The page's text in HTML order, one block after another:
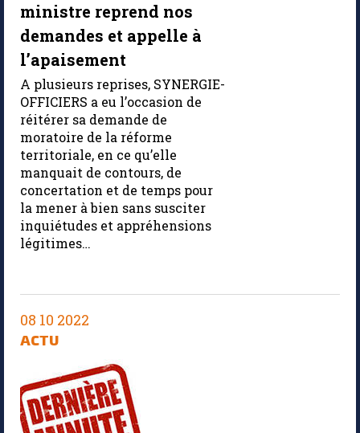
ministre reprend nos
demandes et appelle à
l’apaisement
A plusieurs reprises, SYNERGIE-
OFFICIERS a eu l’occasion de
réitérer sa demande de
moratoire de la réforme
territoriale, en ce qu’elle
manquait de contours, de
concertation et de temps pour
la mener à bien sans susciter
inquiétudes et appréhensions
légitimes…
08 10 2022
ACTU